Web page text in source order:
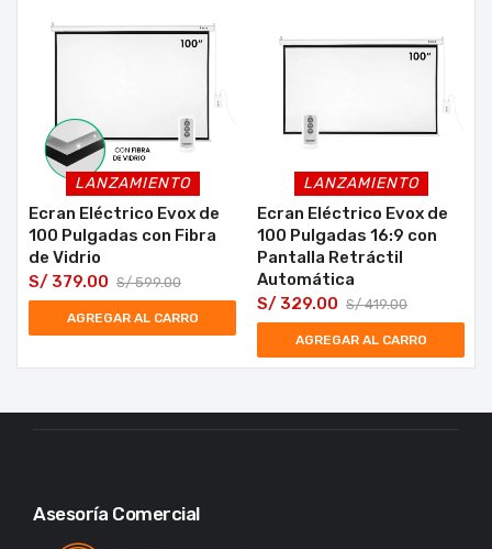
LANZAMIENTO
Ecran Eléctrico Evox de
100 Pulgadas con Fibra
de Vidrio
S/599.00
S/ 379.00
AGREGAR AL CARRO
LANZAMIENTO
Ecran Eléctrico Evox de
100 Pulgadas 16:9 con
Pantalla Retráctil
Automática
S/419.00
S/ 329.00
AGREGAR AL CARRO
Asesoría Comercial